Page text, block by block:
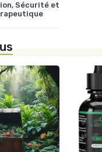
Sécurité et